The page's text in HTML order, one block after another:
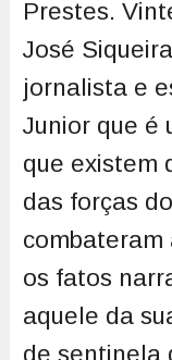
Prestes.
José
jornalista e
Junior que é
que existem
das forças
combateram
os fatos
aquele da
de sentinela